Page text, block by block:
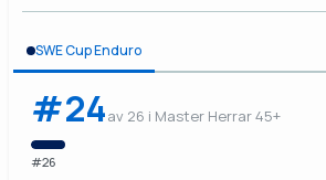
SWE Cup Enduro
#24av 26 i Master Herrar 45+
#26